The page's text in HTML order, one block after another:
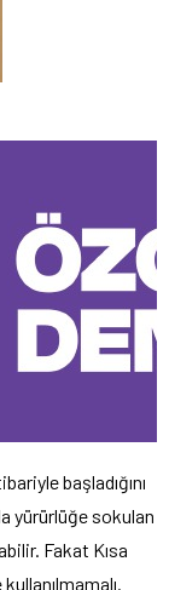
başladığını
yürürlüğe sokulan
Fakat Kısa